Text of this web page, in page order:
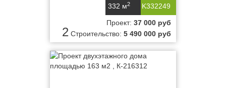
K332249
332 м2
2
Проект: 37 000 руб
Строительство: 5 490 000 руб